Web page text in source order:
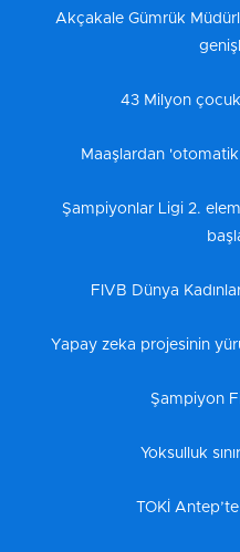
Akçakale Gümrük
43 Milyon
Maaşlardan
Şampiyonlar Ligi 2.
FIVB Dünya
Yapay zeka projesinin
Şampiyon
Yoksulluk
TOKİ